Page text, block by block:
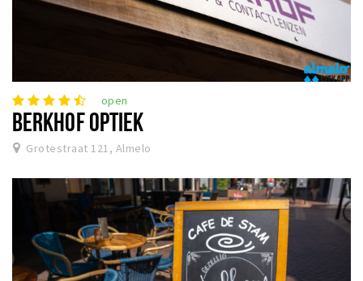
open
BERKHOF OPTIEK
Grotestraat 121, Almelo